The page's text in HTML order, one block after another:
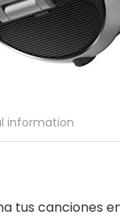
information
tus